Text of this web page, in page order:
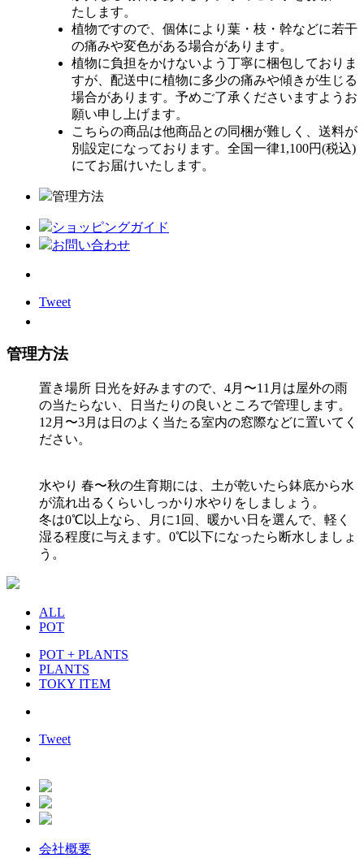
たします。
植物ですので、個体により葉・枝・幹などに若干
の痛みや変色がある場合があります。
植物に負担をかけないよう丁寧に梱包しておりま
すが、配送中に植物に多少の痛みや傾きが生じる
場合があります。予めご了承くださいますようお
願い申し上げます。
こちらの商品は他商品との同梱が難しく、送料が
別設定になっております。全国一律1,100円(税込)
にてお届けいたします。
管理方法
ショッピングガイド
お問い合わせ
Tweet
管理方法
置き場所 日光を好みますので、4月〜11月は屋外の雨
の当たらない、日当たりの良いところで管理します。
12月〜3月は日のよく当たる室内の窓際などに置いてく
ださい。
水やり 春〜秋の生育期には、土が乾いたら鉢底から水
が流れ出るくらいしっかり水やりをしましょう。
冬は0℃以上なら、月に1回、暖かい日を選んで、軽く
湿る程度に与えます。0℃以下になったら断水しましょ
う。
ALL
POT
POT + PLANTS
PLANTS
TOKY ITEM
Tweet
会社概要